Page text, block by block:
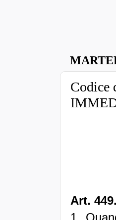
Codice
Art.
1.